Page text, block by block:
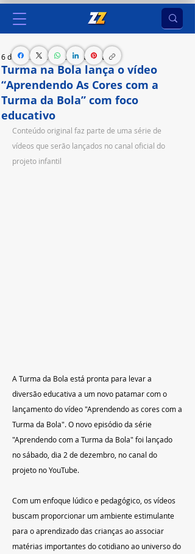
Turma na Bola lança o vídeo
“Aprendendo As Cores com a
Turma da Bola” com foco
educativo
6 de dez. de 2023 2 min de leitura
Conteúdo original faz parte de uma série de
vídeos que serão lançados no canal oficial do
projeto infantil
A Turma da Bola está pronta para levar a
diversão educativa a um novo patamar com o
lançamento do vídeo "Aprendendo as cores com a
Turma da Bola". O novo episódio da série
"Aprendendo com a Turma da Bola" foi lançado
no sábado, dia 2 de dezembro, no canal do
projeto no YouTube.
Com um enfoque lúdico e pedagógico, os vídeos
buscam proporcionar um ambiente estimulante
para o aprendizado das crianças ao associar
matérias importantes do cotidiano ao universo do